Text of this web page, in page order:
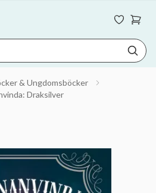
& Ungdomsböcker
Draksilver